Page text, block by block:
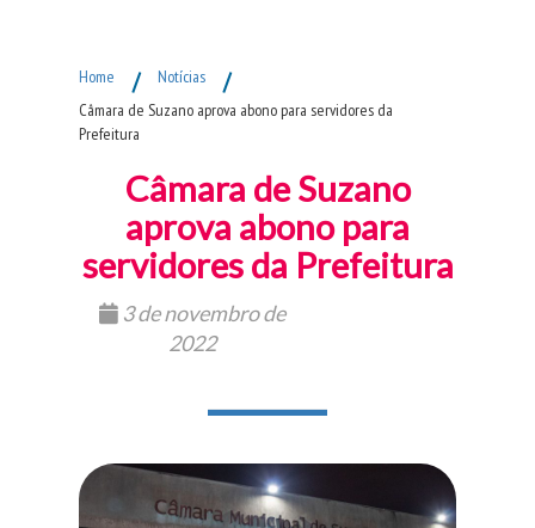
Home / Notícias /
Câmara de Suzano aprova abono para servidores da
Prefeitura
Câmara de Suzano
aprova abono para
servidores da Prefeitura
3 de novembro de
2022